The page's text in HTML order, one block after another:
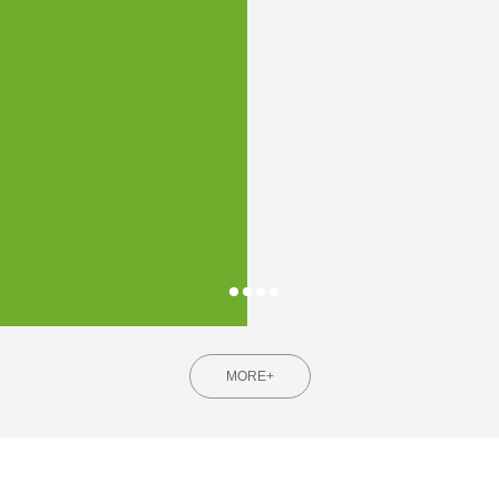
MORE+